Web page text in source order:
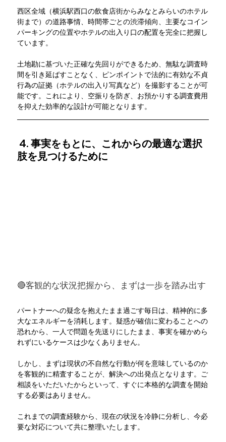
西区全域（横浜駅西口の飲食店街からみなとみらいのホテル
街まで）の道路事情、時間帯ごとの渋滞傾向、主要なコイン
パーキングの位置やホテルの出入り口の配置を完全に把握し
ています。
土地勘に基づいた正確な先回りができるため、無駄な調査時
間を引き延ばすことなく、ピンポイントで法的に有効な不貞
行為の証拠（ホテルの出入り写真など）を撮影することが可
能です。これにより、空振りを防ぎ、お預かりする調査費用
を抑えた効率的な設計が可能となります。
4. 事実をもとに、これからの最適な選択
肢を見つけるために
🔴客観的な状況把握から、まずは一歩を踏み出す
パートナーへの疑念を抱えたまま過ごす毎日は、精神的に多
大なエネルギーを消耗します。疑惑が確信に変わることへの
恐れから、一人で問題を先送りにしたまま、事実を確かめら
れずにいるケースは少なくありません。
しかし、まずは現状の不自然な行動が何を意味しているのか
を客観的に精査することが、解決への出発点となります。ご
相談をいただいたからといって、すぐに本格的な調査を開始
する必要はありません。
これまでの調査経験から、現在の状況を冷静に分析し、今必
要な対応について共に整理いたします。